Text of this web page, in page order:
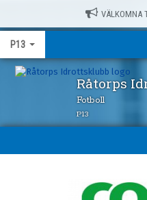
VÄLKOMNA
P13
Råtorps
Fotboll
P13